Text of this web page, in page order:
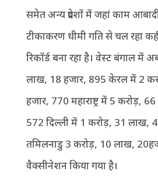
समेत अन्य प्रदेशों में जहां काम
टीकाकरण धीमी गति से चल रहा
रिकॉर्ड बना रहा है। वेस्ट बंगाल में
लाख, 18 हजार, 895 केरल में 2
हजार, 770 महाराष्ट्र में 5 करोड़,
572 दिल्ली में 1 करोड़, 31 लाख,
तमिलनाडु 3 करोड़, 10 लाख,
वैक्सीनेशन किया गया है।